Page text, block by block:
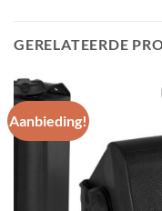
GERELATEERDE
Aanbieding!